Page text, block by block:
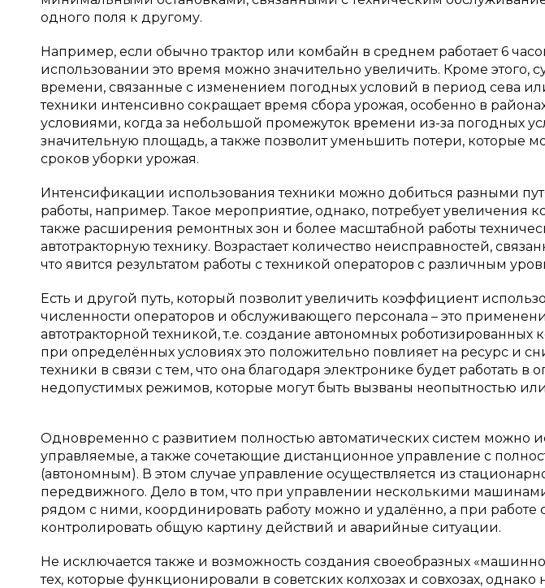
одного поля к другому.
Например, если обычно трактор или комбайн в среднем работает 6
использовании это время можно значительно увеличить. Кроме этого,
времени, связанные с изменением погодных условий в период сева
техники интенсивно сокращает время сбора урожая, особенно в
условиями, когда за небольшой промежуток времени из-за погодных
значительную площадь, а также позволит уменьшить потери, которые
сроков уборки урожая.
Интенсификации использования техники можно добиться разными
работы, например. Такое мероприятие, однако, потребует увеличения
также расширения ремонтных зон и более масштабной работы
автотракторную технику. Возрастает количество неисправностей,
что явится результатом работы с техникой операторов с различным
Есть и другой путь, который позволит увеличить коэффициент
численности операторов и обслуживающего персонала – это
автотракторной техникой, т.е. создание автономных роботизированных
при определённых условиях это положительно повлияет на ресурс и
техники в связи с тем, что она благодаря электронике будет работать в
недопустимых режимов, которые могут быть вызваны неопытностью
Одновременно с развитием полностью автоматических систем можно
управляемые, а также сочетающие дистанционное управление с
(автономным). В этом случае управление осуществляется из
передвижного. Дело в том, что при управлении несколькими
рядом с ними, координировать работу можно и удалённо, а при работе
контролировать общую картину действий и аварийные ситуации.
Не исключается также и возможность создания своеобразных
тех, которые функционировали в советских колхозах и совхозах,